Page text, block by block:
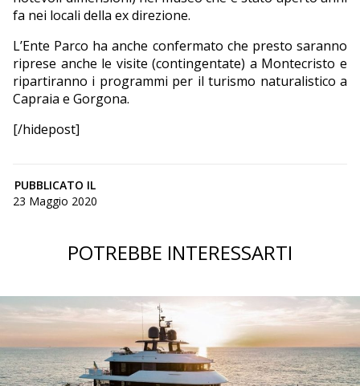
fa nei locali della ex direzione.
L’Ente Parco ha anche confermato che presto saranno
riprese anche le visite (contingentate) a Montecristo e
ripartiranno i programmi per il turismo naturalistico a
Capraia e Gorgona.
[/hidepost]
PUBBLICATO IL
23 Maggio 2020
POTREBBE INTERESSARTI